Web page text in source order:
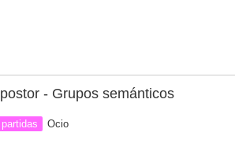
- Grupos semánticos
Ocio